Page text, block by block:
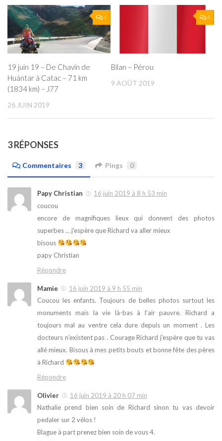
4
19 juin 19 – De Chavín de
Huántar à Catac – 71 km
(1834 km) – J77
26 JUIN 2019
4
Bilan – Pérou
9 AOÛT 2019
3 RÉPONSES
Commentaires 3 Pings 0
Papy Christian
16 juin 2019 à 8 h 53 min
coucou
encore de magnifiques lieux qui donnent des photos
superbes … j’espère que Richard va aller mieux
bisous
papy Christian
Répondre
Mamie
16 juin 2019 à 9 h 55 min
Coucou les enfants. Toujours de belles photos surtout les
monuments mais la vie là-bas à l’air pauvre. Richard a
toujours mal au ventre cela dure depuis un moment . Les
docteurs n’existent pas . Courage Richard j’espère que tu vas
allé mieux. Bisous à mes petits bouts et bonne fête des pères
à Richard
Répondre
Olivier
16 juin 2019 à 20 h 07 min
Nathalie prend bien soin de Richard sinon tu vas devoir
pedaler sur 2 vélos !
Blague à part prenez bien soin de vous 4.